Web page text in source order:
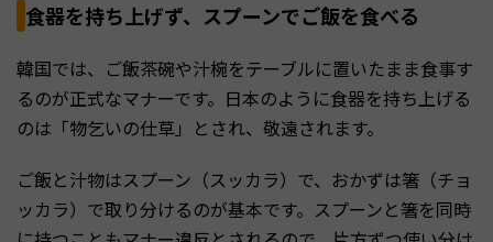
食器を持ち上げず、スプーンでご飯を食べる
韓国では、ご飯茶碗や汁椀をテーブルに置いたまま食事す
るのが正式なマナーです。日本のように食器を持ち上げる
のは「物乞いの仕草」とされ、敬遠されます。
ご飯と汁物はスプーン（スッカラ）で、おかずは箸（チョ
ッカラ）で取り分けるのが基本です。スプーンと箸を同時